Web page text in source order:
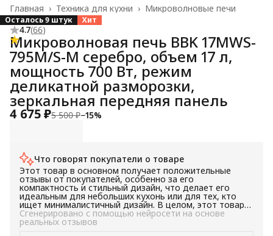
Микроволновые печи
Техника для кухни ›
Главная ›
Осталось 9 штук Хит
4.7(66)
Микроволновая печь BBK 17MWS-
795M/S-M серебро, объем 17 л,
мощность 700 Вт, режим
деликатной разморозки,
зеркальная передняя панель
4 675 ₽5 500 ₽−15%
Что говорят покупатели о товаре
Этот товар в основном получает положительные
отзывы от покупателей, особенно за его
компактность и стильный дизайн, что делает его
идеальным для небольших кухонь или для тех, кто
ищет минималистичный дизайн. В целом, этот товар
рекомендуется для тех, кто ищет компактное и
стильное решение для своих кухонных потребностей.
Сгенерировано с помощью нейросети на основе
реальных отзывов